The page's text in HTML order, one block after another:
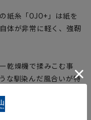
紙糸「OJO+」は紙を
体が非常に軽く、強靭
乾燥機で揉みこむ事
な馴染んだ風合いが特
)